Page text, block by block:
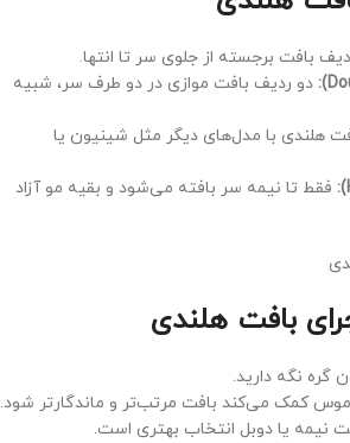
بافت برجسته از جلوی سر تا انتها.
دو ردیف بافت موازی در دو طرف سر، شبیه
هلندی با مدل‌های دیگر مثل شینیون یا
فقط تا نیمه سر بافته می‌شود و بقیه مو آزاد
بافت هلندی
گره نگه دارید.
موس کمک می‌کند بافت مرتب‌تر و ماندگارتر شود.
نیمه یا دوبل انتخاب بهتری است.